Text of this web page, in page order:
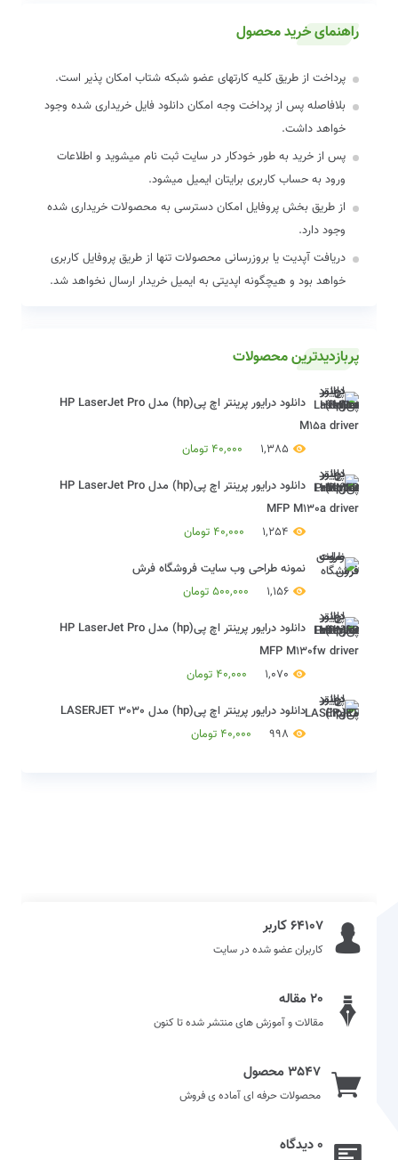
راهنمای خرید محصول
پرداخت از طریق کلیه کارتهای عضو شبکه شتاب امکان پذیر است.
بلافاصله پس از پرداخت وجه امکان دانلود فایل خریداری شده وجود
خواهد داشت.
پس از خرید به طور خودکار در سایت ثبت نام میشوید و اطلاعات
ورود به حساب کاربری برایتان ایمیل میشود.
از طریق بخش پروفایل امکان دسترسی به محصولات خریداری شده
وجود دارد.
دریافت آپدیت یا بروزرسانی محصولات تنها از طریق پروفایل کاربری
خواهد بود و هیچگونه اپدیتی به ایمیل خریدار ارسال نخواهد شد.
پربازدیدترین محصولات
دانلود درایور پرینتر اچ پی(hp) مدل HP LaserJet Pro
M15a driver
1,385
40,000 تومان
دانلود درایور پرینتر اچ پی(hp) مدل HP LaserJet Pro
MFP M130a driver
1,254
40,000 تومان
نمونه طراحی وب سایت فروشگاه فرش
1,156
500,000 تومان
دانلود درایور پرینتر اچ پی(hp) مدل HP LaserJet Pro
MFP M130fw driver
1,070
40,000 تومان
دانلود درایور پرینتر اچ پی(hp) مدل LASERJET 3030
998
40,000 تومان
64107 کاربر
کاربران عضو شده در سایت
20 مقاله
مقالات و آموزش های منتشر شده تا کنون
3547 محصول
محصولات حرفه ای آماده ی فروش
0 دیدگاه